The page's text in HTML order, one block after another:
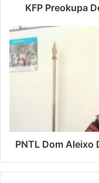
KFP Preokupa
PNTL Dom Aleixo